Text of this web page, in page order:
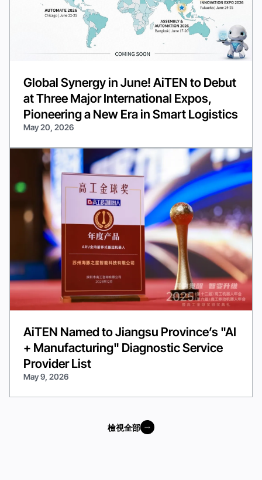
Global Synergy in June! AiTEN to Debut
at Three Major International Expos,
Pioneering a New Era in Smart Logistics
May 20, 2026
AiTEN Named to Jiangsu Province’s "AI
+ Manufacturing" Diagnostic Service
Provider List
May 9, 2026
檢視全部